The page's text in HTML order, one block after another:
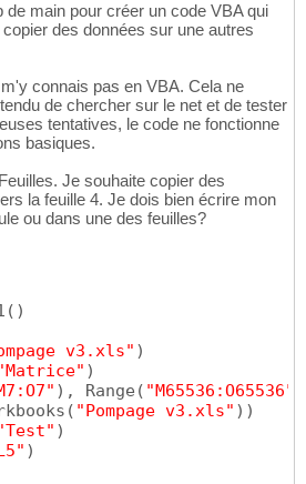
main pour créer un code VBA qui
des données sur une autres
connais pas en VBA. Cela ne
de chercher sur le net et de tester
tentatives, le code ne fonctionne
basiques.
Je souhaite copier des
la feuille 4. Je dois bien écrire mon
ou dans une des feuilles?
( )
v3.xls" )
)
) , Range ( "M65536:O65536"
( "Pompage v3.xls" ) )
)
)